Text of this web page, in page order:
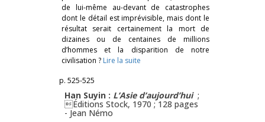
de lui-même au-devant de catastrophes
dont le détail est imprévisible, mais dont le
résultat serait certainement la mort de
dizaines ou de centaines de millions
d’hommes et la disparition de notre
civilisation ? Lire la suite
p. 525-525
Han Suyin : L’Asie d’aujourd’hui ;
Éditions Stock, 1970 ; 128 pages
- Jean Némo